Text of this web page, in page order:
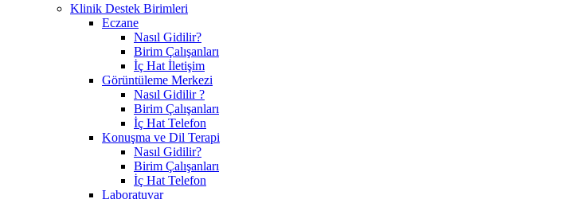
Klinik Destek Birimleri
Eczane
Nasıl Gidilir?
Birim Çalışanları
İç Hat İletişim
Görüntüleme Merkezi
Nasıl Gidilir ?
Birim Çalışanları
İç Hat Telefon
Konuşma ve Dil Terapi
Nasıl Gidilir?
Birim Çalışanları
İç Hat Telefon
Laboratuvar